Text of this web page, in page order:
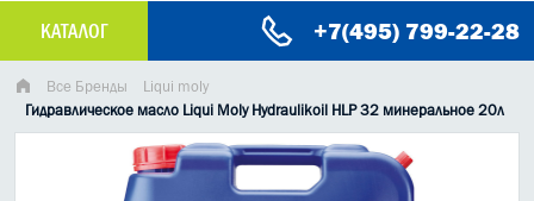
КАТАЛОГ +7(495) 799-22-28
МАСЛО МОТОРНОЕ
ГРУЗОВЫЕ МАСЛА
ГИДРАВЛИЧЕСКИЕ МАСЛА
Все Бренды
Liqui moly
Гидравлическое масло Liqui Moly Hydraulikoil HLP 32 минеральное 20л